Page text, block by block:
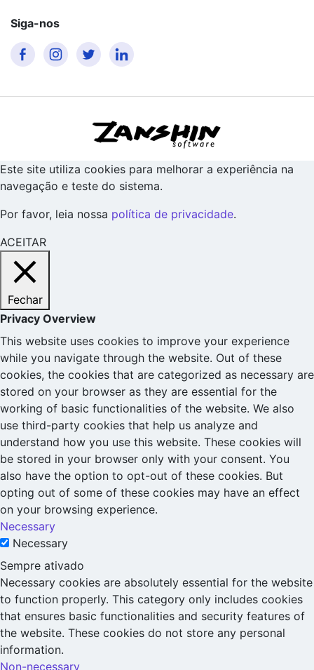
Siga-nos
Este site utiliza cookies para melhorar a experiência na
navegação e teste do sistema.
Por favor, leia nossa política de privacidade.
ACEITAR
Fechar
Privacy Overview
This website uses cookies to improve your experience
while you navigate through the website. Out of these
cookies, the cookies that are categorized as necessary are
stored on your browser as they are essential for the
working of basic functionalities of the website. We also
use third-party cookies that help us analyze and
understand how you use this website. These cookies will
be stored in your browser only with your consent. You
also have the option to opt-out of these cookies. But
opting out of some of these cookies may have an effect
on your browsing experience.
Necessary
Necessary
Sempre ativado
Necessary cookies are absolutely essential for the website
to function properly. This category only includes cookies
that ensures basic functionalities and security features of
the website. These cookies do not store any personal
information.
Non-necessary